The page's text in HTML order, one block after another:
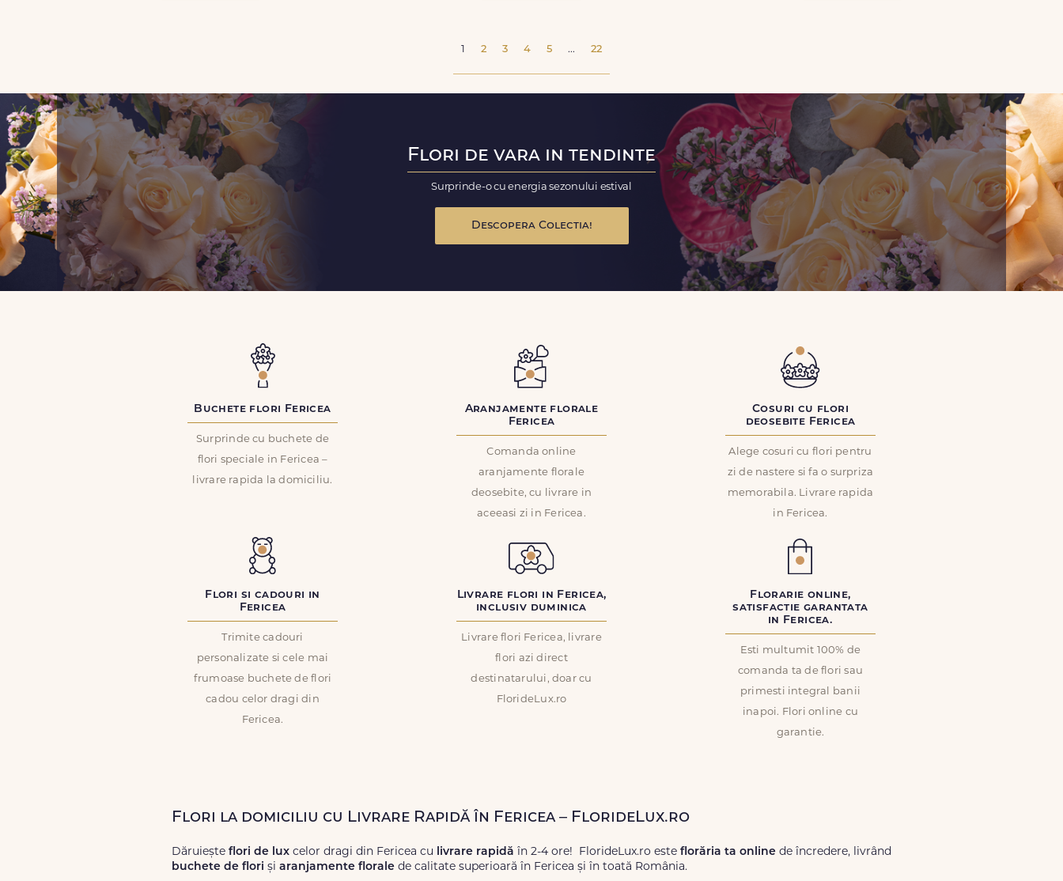
1 2 3 4 5 ... 22
Flori de vara in tendinte
Surprinde-o cu energia sezonului estival
Descopera Colectia!
Buchete flori Fericea
Surprinde cu buchete de
flori speciale in Fericea –
livrare rapida la domiciliu.
Aranjamente florale
Fericea
Comanda online
aranjamente florale
deosebite, cu livrare in
aceeasi zi in Fericea.
Cosuri cu flori
deosebite Fericea
Alege cosuri cu flori pentru
zi de nastere si fa o surpriza
memorabila. Livrare rapida
in Fericea.
Flori si cadouri in
Fericea
Trimite cadouri
personalizate si cele mai
frumoase buchete de flori
cadou celor dragi din
Fericea.
Livrare flori in Fericea,
inclusiv duminica
Livrare flori Fericea, livrare
flori azi direct
destinatarului, doar cu
FlorideLux.ro
Florarie online,
satisfactie garantata
in Fericea.
Esti multumit 100% de
comanda ta de flori sau
primesti integral banii
inapoi. Flori online cu
garantie.
Flori la domiciliu cu Livrare Rapidă în Fericea – FlorideLux.ro
Dăruiește flori de lux celor dragi din Fericea cu livrare rapidă în 2-4 ore! FlorideLux.ro este florăria ta online de încredere, livrând
buchete de flori și aranjamente florale de calitate superioară în Fericea și în toată România.